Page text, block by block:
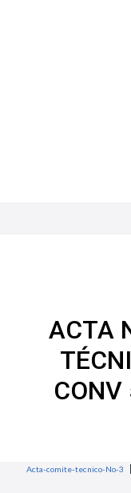
ACTA
Acta-comite-tecnico-No-3